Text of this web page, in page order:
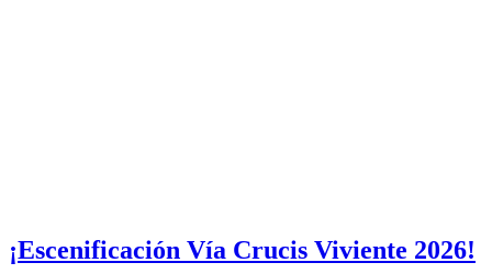
¡Escenificación Vía Crucis Viviente 2026!